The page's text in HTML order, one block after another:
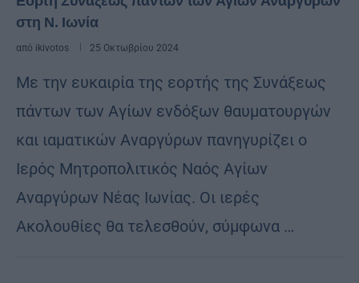
στη Ν. Ιωνία
από ikivotos 25 Οκτωβρίου 2024
Με την ευκαιρία της εορτής της Συνάξεως
πάντων των Αγίων ενδόξων θαυματουργών
και ιαματικών Αναργύρων πανηγυρίζει ο
Ιερός Μητροπολιτικός Ναός Αγίων
Αναργύρων Νέας Ιωνίας. Οι ιερές
Ακολουθίες θα τελεσθούν, σύμφωνα …